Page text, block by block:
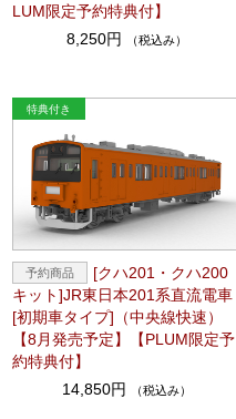
LUM限定予約特典付】
8,250円
（税込み）
[クハ201・クハ200
キット]JR東日本201系直流電車
[初期車タイプ]（中央線快速）
【8月発売予定】【PLUM限定予
約特典付】
14,850円
（税込み）